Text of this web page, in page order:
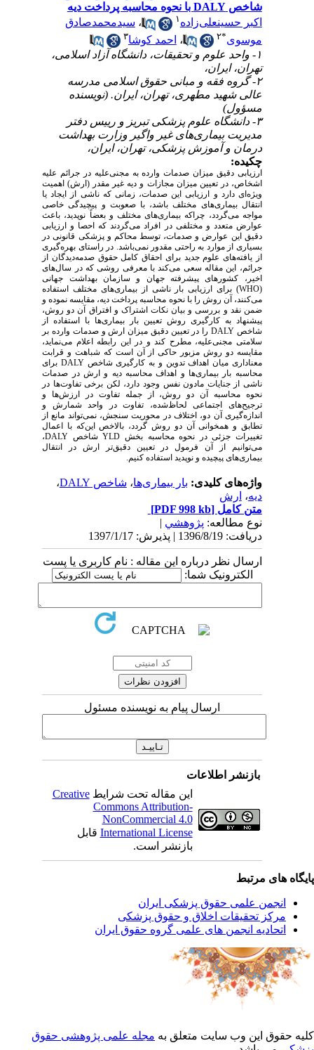
شاخص DALY با نحوه محاسبه پرداخت دیه
اکبر حسینعلی‌زاده۱ ،سیدمحمدصادق
موسوی
۲ ،احمد کوشا۳
۱- واحد علوم و تحقیقات، دانشگاه آزاد اسلامی،
تهران، ایران،
۲- گروه فقه و مبانی حقوق اسلامی مدرسه
عالی شهید مطهری، تهران، ایران. (نویسنده
مسؤول)
۳- دانشگاه علوم پزشکی تبریز و رییس دفتر
مدیریت بیماری‌های غیر واگیر وزارت بهداشت
درمان و آموزش پزشکی، تهران، ایران،
چکیده:
ارزیابی دقیق میزان صدمات وارده به مجنی‌علیه در جرائم علیه
اشخاص، در تعیین میزان مجازات و دیه غیر مقدر (ارش) اهمیت
ویژه‌ای دارد و ارزیابی این صدمات، زمانی که ناشی از ایجاد یا
انتقال بیماری‌های مختلف باشد، با صعوبت و پیچیدگی خاصی
مواجه می‌گردد، چراکه بیماری‌های مختلف و بعضاً نوپدید، باعث
عوارض متعدد و مختلفی در افراد می‌گردند که احصا و ارزیابی
دقیق این عوارض و صدمات، توسط محاکم و پزشکی قانونی در
بسیاری از موارد به راحتی مقدور نمی‌باشد. در راستای بهره‌گیری
از یافته‌های علوم جدید برای احقاق کامل حقوق صدمه‌دیدگان از
جرائم، این مقاله سعی می‌کند با معرفی روشی که در سال‌های
اخیر، کشورهای پیشرفته جهان و سازمان بهداشت جهانی
WHO) برای ارزیابی بار ناشی از بیماری‌های مختلف استفاده
می‌کنند، آن روش را با نحوه محاسبه پرداخت دیه، مقایسه نموده و
ضمن نقد و بررسی و بیان نکات اشتراک و افتراق آن دو روش،
پیشنهاد به کارگیری روش تعیین بار بیماری‌ها با استفاده از
شاخصDALYرا در تعیین دقیق میزان ارش و صدمات وارده بر
سلامتی مجنی‌علیه، مطرح کند و در این رابطه اعلام می‌نماید،
مقایسه دو روش مزبور حاکی از آن است که شباهت و قرابت
معناداری میان اهداف تدوین و به کارگیری شاخصDALYبرای
محاسبه بار بیماری‌ها و اهداف محاسبه دیه و ارش در صدمات
ناشی از جنایات مادون نفس وجود دارد، لکن برخی تفاوت‌ها در
نحوه محاسبه آن دو روش، از جمله تفاوت در ارزش‌ها و
ترجیح‌های اجتماعی لحاظ‌شده، تفاوت در واحد شمارش و
اندازه‌گیری آن دو، اختلاف در محوریت سنجش، نمی‌تواند مانع از
تطابق و همخوانی آن دو روش گردد، بالاخص این‌که با اعمال
تغییرات جزئی در نحوه محاسبه بخش YLDشاخص DALY،
می‌توانیم از آن فرمول در تعیین دقیق‌تر ارش در انتقال
بیماری‌های پیچیده و نوپدید استفاده کنیم.
واژه‌های کلیدی:بار بیماری‌ها،شاخص DALY
،
دیه،ارش
متن کامل[PDF 998 kb]
نوع مطالعه:پژوهشي|
دریافت: 1396/8/19 | پذیرش: 1397/1/17
ارسال نظر درباره این مقاله : نام کاربری یا پست
الکترونیک شما:
ارسال پیام به نویسنده مسئول
بازنشر اطلاعات
این مقاله تحت شرایطCreative
Commons Attribution-
NonCommercial 4.0
International Licenseقابل
بازنشر است.
های مرتبط
انجمن علمی حقوق پزشکی ایران
مرکز تحقیقات اخلاق و حقوق پزشکی
اتحادیه انجمن های علمی گروه حقوق ایران
حقوق این وب سایت متعلق بهمجله علمی پژوهشی حقوق